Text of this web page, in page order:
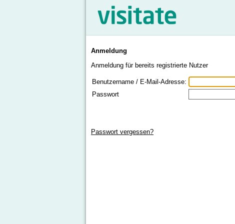
Anmeldung
Anmeldung für bereits registrierte Nutzer
Benutzername / E-Mail-Adresse:
Passwort
Passwort vergessen?